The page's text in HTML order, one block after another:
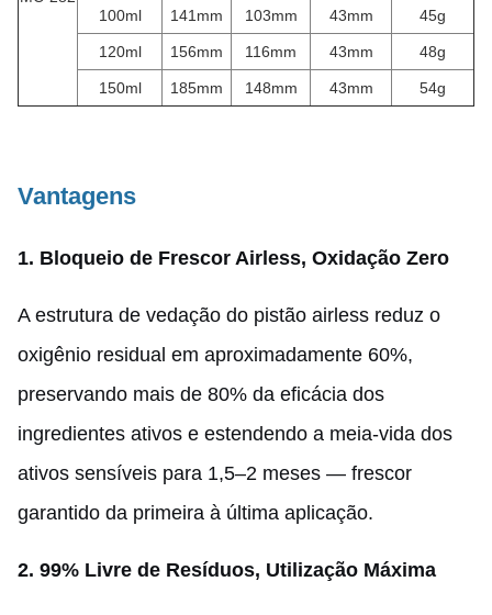
100ml 141mm 103mm 43mm 45g
120ml 156mm 116mm 43mm 48g
150ml 185mm 148mm 43mm 54g
Vantagens
1. Bloqueio de Frescor Airless, Oxidação Zero
A estrutura de vedação do pistão airless reduz o
oxigênio residual em aproximadamente 60%,
preservando mais de 80% da eficácia dos
ingredientes ativos e estendendo a meia-vida dos
ativos sensíveis para 1,5–2 meses — frescor
garantido da primeira à última aplicação.
2. 99% Livre de Resíduos, Utilização Máxima